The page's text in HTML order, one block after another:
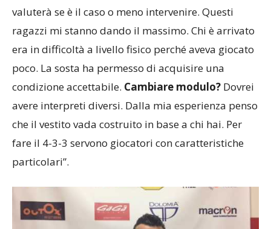
ragazzi mi stanno dando il massimo. Chi è arrivato
era in difficoltà a livello fisico perché aveva giocato
poco. La sosta ha permesso di acquisire una
condizione accettabile.Cambiare modulo?Dovrei
avere interpreti diversi. Dalla mia esperienza penso
che il vestito vada costruito in base a chi hai. Per
fare il 4-3-3 servono giocatori con caratteristiche
particolari”.